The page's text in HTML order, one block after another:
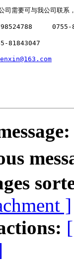
司需要可与我公司联系
81843047
]